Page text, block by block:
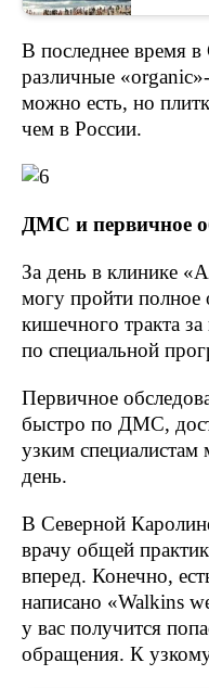
В последнее время
различные
можно есть, но
чем в России.
ДМС и первичное
За день в клинике
могу пройти полное
кишечного тракта
по специальной
Первичное
быстро по ДМС,
узким
день.
В Северной
врачу общей
вперед. Конечно,
написано «Walkins
у вас получится
обращения. К